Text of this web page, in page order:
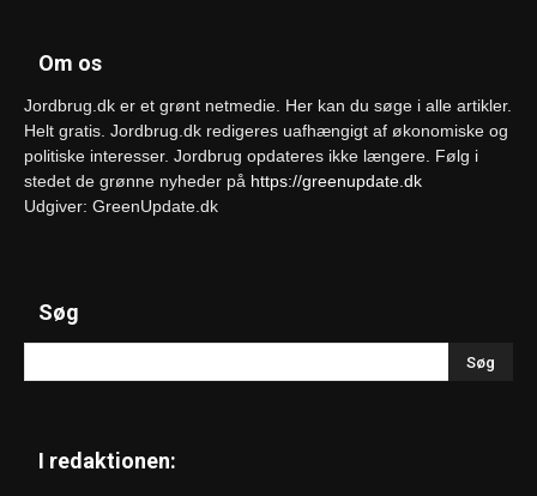
Om os
Jordbrug.dk er et grønt netmedie. Her kan du søge i alle artikler.
Helt gratis. Jordbrug.dk redigeres uafhængigt af økonomiske og
politiske interesser. Jordbrug opdateres ikke længere. Følg i
stedet de grønne nyheder på https://greenupdate.dk
Udgiver: GreenUpdate.dk
Søg
I redaktionen: